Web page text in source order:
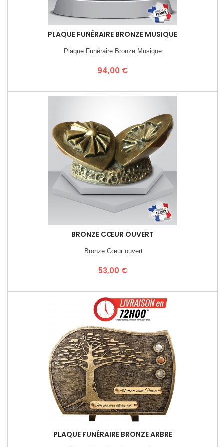
PLAQUE FUNÉRAIRE BRONZE MUSIQUE
Plaque Funéraire Bronze Musique
Prix
94,00 €
BRONZE CŒUR OUVERT
Bronze Cœur ouvert
Prix
53,00 €
PLAQUE FUNÉRAIRE BRONZE ARBRE